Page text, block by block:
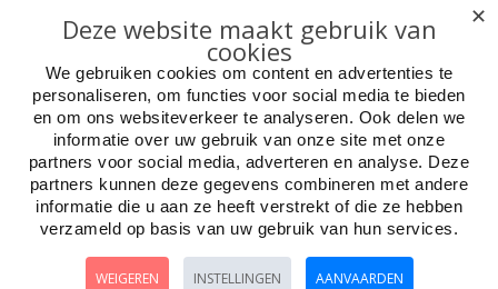
Aantal
Bestellen
Omschrijving Foto hoge resolutie Details
✕
Deze website maakt gebruik van
cookies
We gebruiken cookies om content en advertenties te
personaliseren, om functies voor social media te bieden
en om ons websiteverkeer te analyseren. Ook delen we
informatie over uw gebruik van onze site met onze
partners voor social media, adverteren en analyse. Deze
partners kunnen deze gegevens combineren met andere
informatie die u aan ze heeft verstrekt of die ze hebben
verzameld op basis van uw gebruik van hun services.
WEIGEREN INSTELLINGEN AANVAARDEN